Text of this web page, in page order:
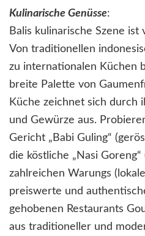
Kulinarische Genüsse:
Balis kulinarische Szene
Von traditionellen
zu internationalen Küchen
breite Palette von
Küche zeichnet sich durch
und Gewürze aus.
Gericht „Babi Guling“
die köstliche „Nasi
zahlreichen Warungs
preiswerte und
gehobenen Restaurants
aus traditioneller und